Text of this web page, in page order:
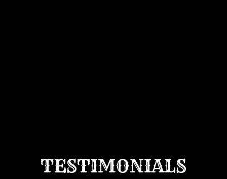
TESTIMONIALS